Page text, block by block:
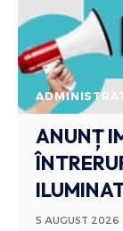
ANUNȚ
5 AUGUST 2026